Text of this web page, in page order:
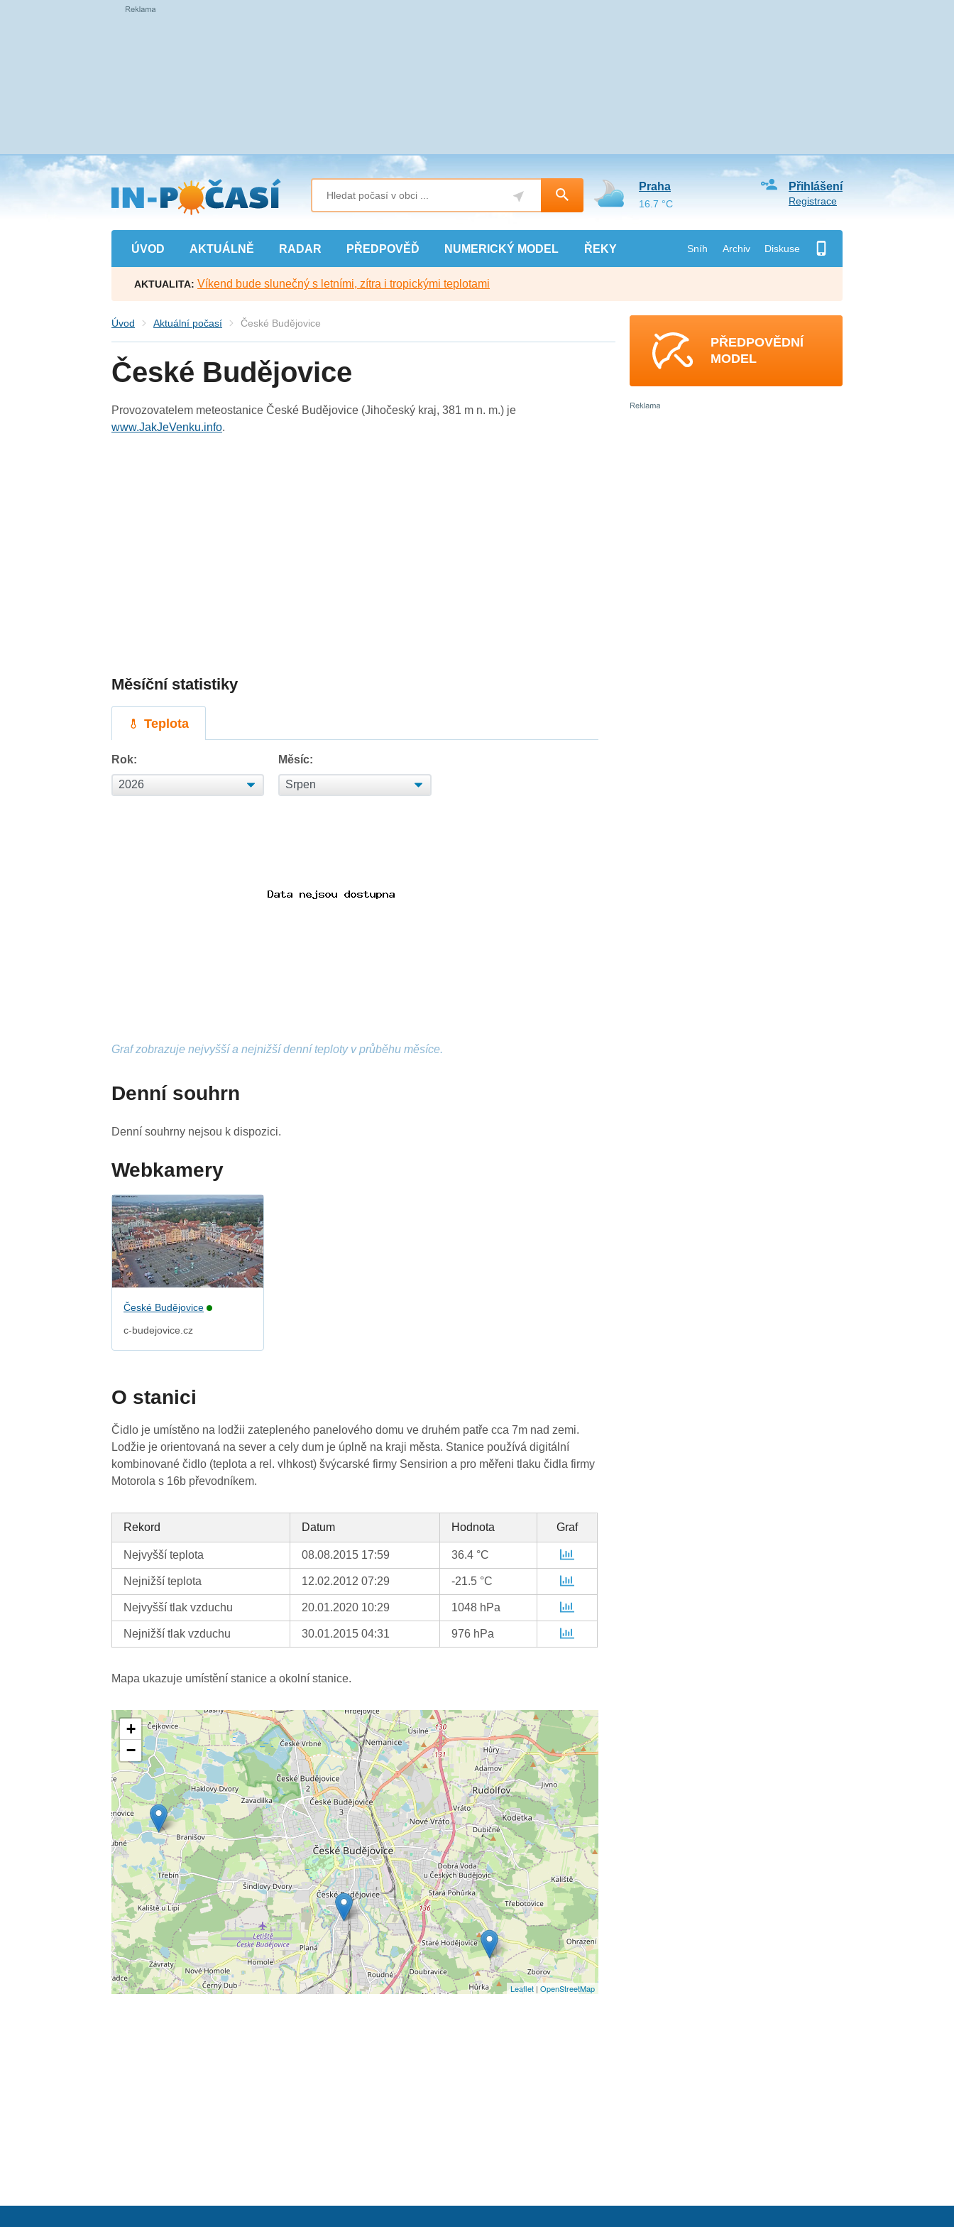
Přejít
na
hlavní
obsah
ÚVOD AKTUÁLNĚ RADAR PŘEDPOVĚĎ NUMERICKÝ MODEL ŘEKY Sníh Archiv Diskuse
Přihlášení
Registrace
Praha
16.7 °C
AKTUALITA: Víkend bude slunečný s letními, zítra i tropickými teplotami
Úvod Aktuální počasí České Budějovice
České Budějovice
Provozovatelem meteostanice České Budějovice (Jihočeský kraj, 381 m n. m.) je
www.JakJeVenku.info.
Měsíční statistiky
Teplota
Rok: Měsíc:
Graf zobrazuje nejvyšší a nejnižší denní teploty v průběhu měsíce.
Denní souhrn
Denní souhrny nejsou k dispozici.
Webkamery
České Budějovice
c-budejovice.cz
O stanici
Čidlo je umístěno na lodžii zatepleného panelového domu ve druhém patře cca 7m nad zemi.
Lodžie je orientovaná na sever a cely dum je úplně na kraji města. Stanice používá digitální
kombinované čidlo (teplota a rel. vlhkost) švýcarské firmy Sensirion a pro měřeni tlaku čidla firmy
Motorola s 16b převodníkem.
Rekord Datum Hodnota Graf
Nejvyšší teplota 08.08.2015 17:59 36.4 °C
Nejnižší teplota 12.02.2012 07:29 -21.5 °C
Nejvyšší tlak vzduchu 20.01.2020 10:29 1048 hPa
Nejnižší tlak vzduchu 30.01.2015 04:31 976 hPa
Mapa ukazuje umístění stanice a okolní stanice.
+
−
Leaflet| OpenStreetMap
PŘEDPOVĚDNÍ
MODEL